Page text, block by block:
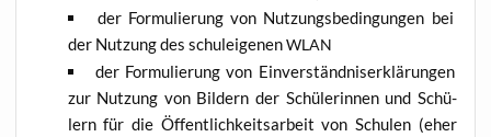
der For­mu­lie­rung von Nut­zungs­be­din­gun­gen bei
der Nut­zung des schul­ei­ge­nenWLAN
der For­mu­lie­rung von Ein­ver­ständ­nis­er­klä­run­gen
zur Nut­zung von Bil­dern der Schü­le­rin­nen und Schü­
lern für die Öffent­lich­keits­ar­beit von Schu­len (eher